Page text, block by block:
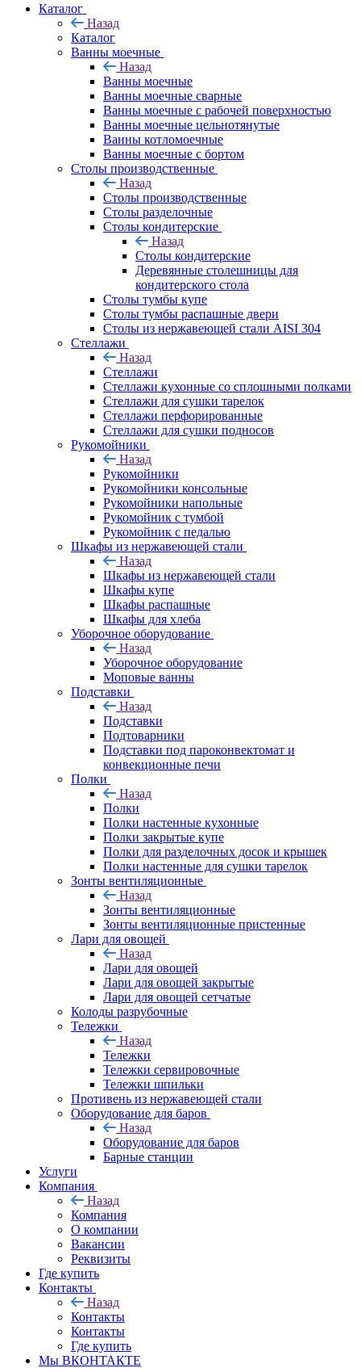
Каталог
Назад
Каталог
Ванны моечные
Назад
Ванны моечные
Ванны моечные сварные
Ванны моечные с рабочей поверхностью
Ванны моечные цельнотянутые
Ванны котломоечные
Ванны моечные с бортом
Столы производственные
Назад
Столы производственные
Столы разделочные
Столы кондитерские
Назад
Столы кондитерские
Деревянные столешницы для
кондитерского стола
Столы тумбы купе
Столы тумбы распашные двери
Столы из нержавеющей стали AISI 304
Стеллажи
Назад
Стеллажи
Стеллажи кухонные со сплошными полками
Стеллажи для сушки тарелок
Стеллажи перфорированные
Стеллажи для сушки подносов
Рукомойники
Назад
Рукомойники
Рукомойники консольные
Рукомойники напольные
Рукомойник с тумбой
Рукомойник с педалью
Шкафы из нержавеющей стали
Назад
Шкафы из нержавеющей стали
Шкафы купе
Шкафы распашные
Шкафы для хлеба
Уборочное оборудование
Назад
Уборочное оборудование
Моповые ванны
Подставки
Назад
Подставки
Подтоварники
Подставки под пароконвектомат и
конвекционные печи
Полки
Назад
Полки
Полки настенные кухонные
Полки закрытые купе
Полки для разделочных досок и крышек
Полки настенные для сушки тарелок
Зонты вентиляционные
Назад
Зонты вентиляционные
Зонты вентиляционные пристенные
Лари для овощей
Назад
Лари для овощей
Лари для овощей закрытые
Лари для овощей сетчатые
Колоды разрубочные
Тележки
Назад
Тележки
Тележки сервировочные
Тележки шпильки
Противень из нержавеющей стали
Оборудование для баров
Назад
Оборудование для баров
Барные станции
Услуги
Компания
Назад
Компания
О компании
Вакансии
Реквизиты
Где купить
Контакты
Назад
Контакты
Контакты
Где купить
Мы ВКОНТАКТЕ